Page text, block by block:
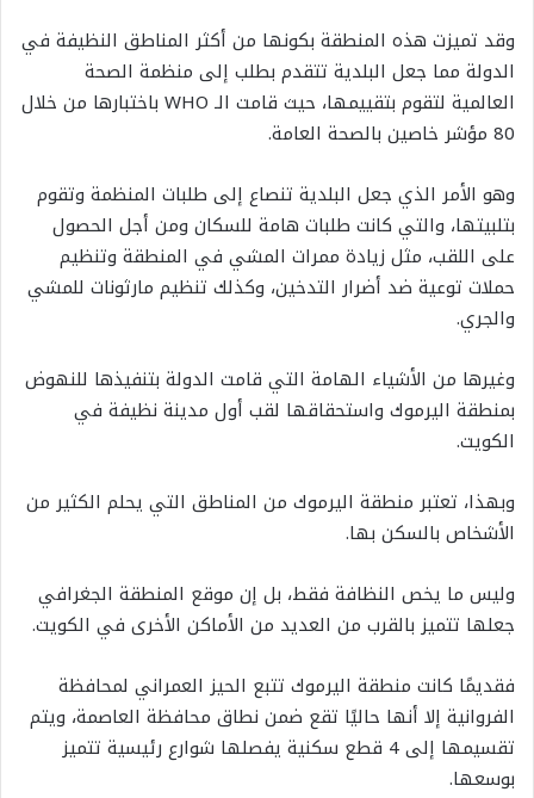
وقد تميزت هذه المنطقة بكونها من أكثر المناطق النظيفة في
الدولة مما جعل البلدية تتقدم بطلب إلى منظمة الصحة
العالمية لتقوم بتقييمها، حيث قامت الـ WHO باختبارها من خلال
80 مؤشر خاصين بالصحة العامة.
وهو الأمر الذي جعل البلدية تنصاع إلى طلبات المنظمة وتقوم
بتلبيتها، والتي كانت طلبات هامة للسكان ومن أجل الحصول
على اللقب، مثل زيادة ممرات المشي في المنطقة وتنظيم
حملات توعية ضد أضرار التدخين، وكذلك تنظيم مارثونات للمشي
والجري.
وغيرها من الأشياء الهامة التي قامت الدولة بتنفيذها للنهوض
بمنطقة اليرموك واستحقاقها لقب أول مدينة نظيفة في
الكويت.
وبهذا، تعتبر منطقة اليرموك من المناطق التي يحلم الكثير من
الأشخاص بالسكن بها.
وليس ما يخص النظافة فقط، بل إن موقع المنطقة الجغرافي
جعلها تتميز بالقرب من العديد من الأماكن الأخرى في الكويت.
فقديمًا كانت منطقة اليرموك تتبع الحيز العمراني لمحافظة
الفروانية إلا أنها حاليًا تقع ضمن نطاق محافظة العاصمة، ويتم
تقسيمها إلى 4 قطع سكنية يفصلها شوارع رئيسية تتميز
بوسعها.